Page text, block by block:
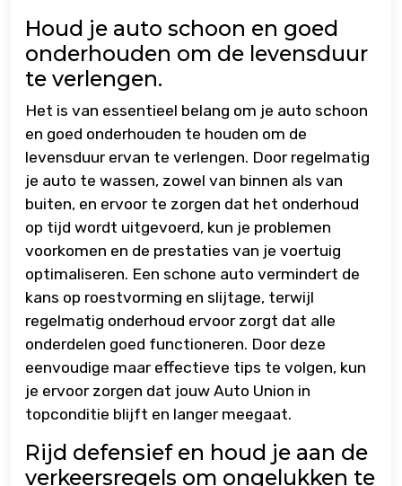
Houd je auto schoon en goed
onderhouden om de levensduur
te verlengen.
Het is van essentieel belang om je auto schoon
en goed onderhouden te houden om de
levensduur ervan te verlengen. Door regelmatig
je auto te wassen, zowel van binnen als van
buiten, en ervoor te zorgen dat het onderhoud
op tijd wordt uitgevoerd, kun je problemen
voorkomen en de prestaties van je voertuig
optimaliseren. Een schone auto vermindert de
kans op roestvorming en slijtage, terwijl
regelmatig onderhoud ervoor zorgt dat alle
onderdelen goed functioneren. Door deze
eenvoudige maar effectieve tips te volgen, kun
je ervoor zorgen dat jouw Auto Union in
topconditie blijft en langer meegaat.
Rijd defensief en houd je aan de
verkeersregels om ongelukken te